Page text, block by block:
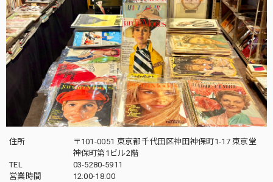
住所
〒101-0051 東京都千代田区神田神保町1-17 東京堂
神保町第1ビル2階
TEL
03-5280-5911
営業時間
12:00-18:00